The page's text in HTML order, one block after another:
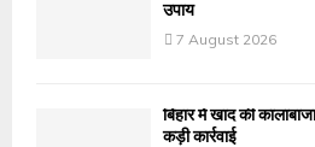
उपाय
7 August 2026
बिहार में खाद की
कड़ी कार्रवाई